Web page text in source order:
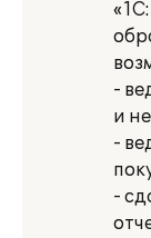
-
и
-
-